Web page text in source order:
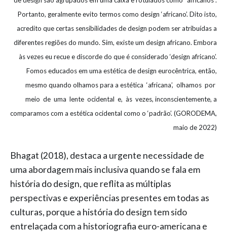
Portanto, geralmente evito termos como design ‘africano’. Dito isto,
acredito que certas sensibilidades de design podem ser atribuídas a
diferentes regiões do mundo. Sim, existe um design africano. Embora
às vezes eu recue e discorde do que é considerado ‘design africano’.
Fomos educados em uma estética de design eurocêntrica, então,
mesmo quando olhamos para a estética ‘africana’, olhamos por
meio de uma lente ocidental e, às vezes, inconscientemente, a
comparamos com a estética ocidental como o ‘padrão’. (GORODEMA,
maio de 2022)
Bhagat (2018), destaca a urgente necessidade de
uma abordagem mais inclusiva quando se fala em
história do design, que reflita as múltiplas
perspectivas e experiências presentes em todas as
culturas, porque a história do design tem sido
entrelaçada com a historiografia euro-americana e